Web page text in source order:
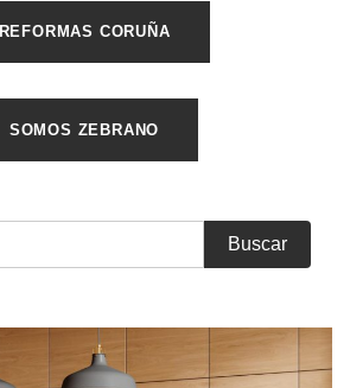
REFORMAS CORUÑA
SOMOS ZEBRANO
Buscar